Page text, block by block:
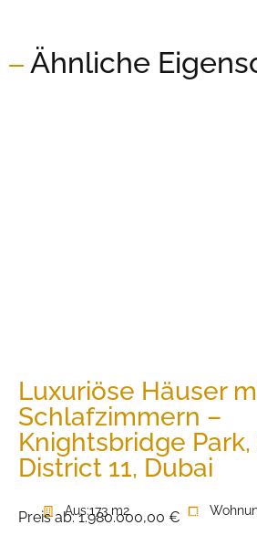
Ähnliche
Luxuriöse Häuser
Schlafzimmern –
Knightsbridge
District 11, Dubai
Aus:173 m2
Preis ab:1.980.000,00 €